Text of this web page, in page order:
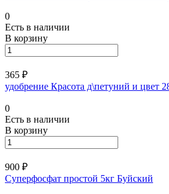
0
Есть в наличии
В корзину
365 ₽
удобрение Красота д\петуний и цвет
0
Есть в наличии
В корзину
900 ₽
Суперфосфат простой 5кг Буйский